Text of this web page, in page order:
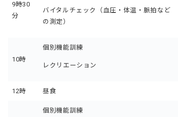
9時30
分
バイタルチェック（血圧・体温・脈拍など
の測定）
10時
個別機能訓練
レクリエーション
12時 昼食
個別機能訓練